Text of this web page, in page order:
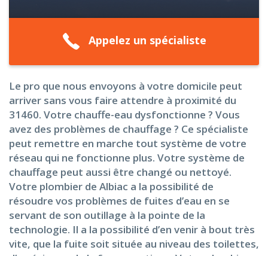
Appelez un spécialiste
Le pro que nous envoyons à votre domicile peut
arriver sans vous faire attendre à proximité du
31460. Votre chauffe-eau dysfonctionne ? Vous
avez des problèmes de chauffage ? Ce spécialiste
peut remettre en marche tout système de votre
réseau qui ne fonctionne plus. Votre système de
chauffage peut aussi être changé ou nettoyé.
Votre plombier de Albiac a la possibilité de
résoudre vos problèmes de fuites d’eau en se
servant de son outillage à la pointe de la
technologie. Il a la possibilité d’en venir à bout très
vite, que la fuite soit située au niveau des toilettes,